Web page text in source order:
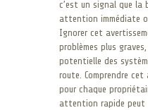
c’est un signal que la
attention immédiate
Ignorer cet
problèmes plus
potentielle des
route. Comprendre
pour chaque
attention rapide peut